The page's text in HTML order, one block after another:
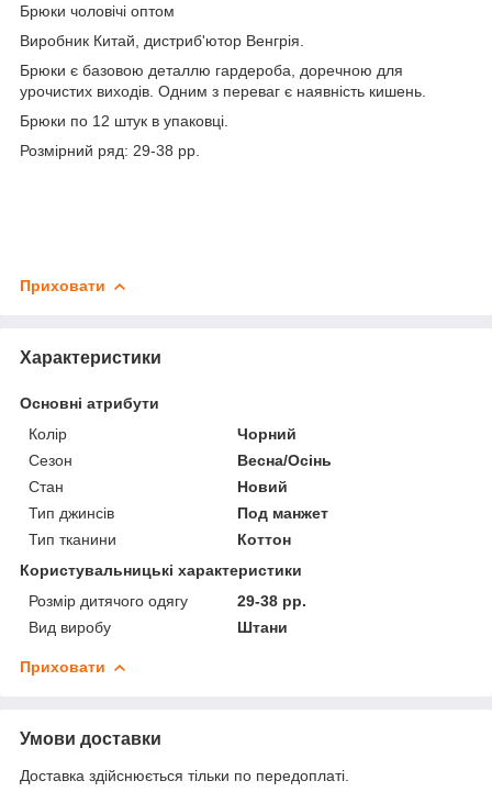
Брюки чоловічі оптом
Виробник Китай, дистриб'ютор Венгрія.
Брюки є базовою деталлю гардероба, доречною для
урочистих виходів. Одним з переваг є наявність кишень.
Брюки по 12 штук в упаковці.
Розмірний ряд: 29-38 рр.
Приховати
Характеристики
Основні атрибути
Колір
Чорний
Сезон
Весна/Осінь
Стан
Новий
Тип джинсів
Под манжет
Тип тканини
Коттон
Користувальницькі характеристики
Розмір дитячого одягу
29-38 рр.
Вид виробу
Штани
Приховати
Умови доставки
Доставка здійснюється тільки по передоплаті.